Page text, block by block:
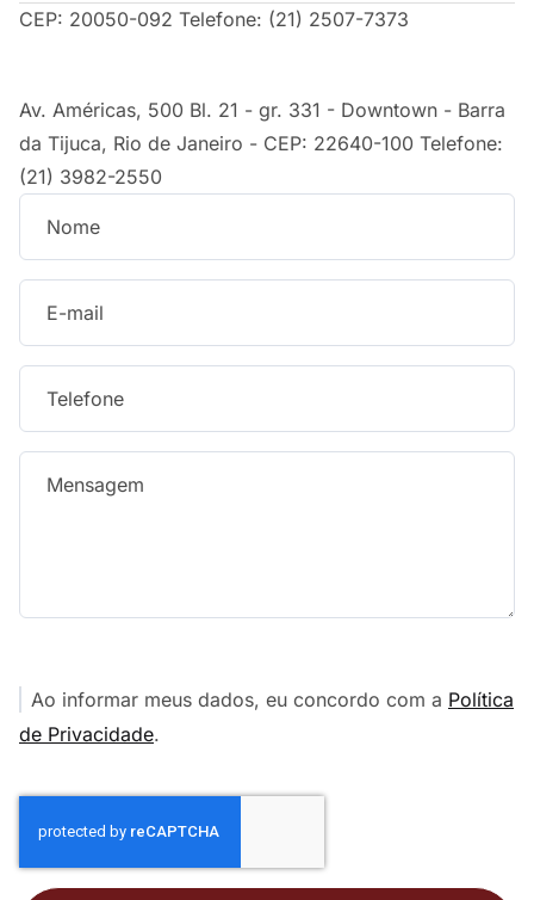
CEP: 20050-092 Telefone: (21) 2507-7373
Av. Américas, 500 Bl. 21 - gr. 331 - Downtown - Barra
da Tijuca, Rio de Janeiro - CEP: 22640-100 Telefone:
(21) 3982-2550
Ao informar meus dados, eu concordo com a Política
de Privacidade.